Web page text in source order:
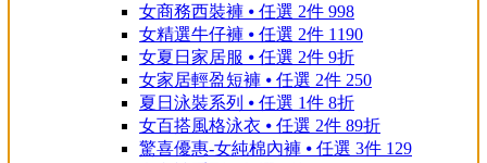
女商務西裝褲 ⦁ 任選 2件 998
女精選牛仔褲 ⦁ 任選 2件 1190
女夏日家居服 ⦁ 任選 2件 9折
女家居輕盈短褲 ⦁ 任選 2件 250
夏日泳裝系列 ⦁ 任選 1件 8折
女百搭風格泳衣 ⦁ 任選 2件 89折
驚喜優惠-女純棉內褲 ⦁ 任選 3件 129